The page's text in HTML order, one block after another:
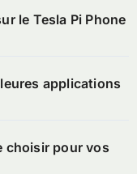
le Tesla Pi Phone
applications
choisir pour vos